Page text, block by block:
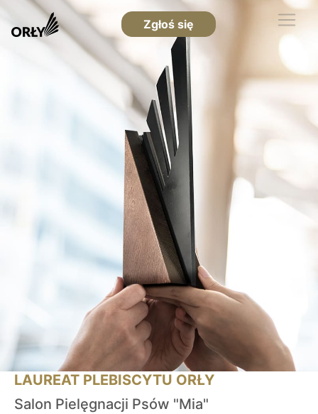
Zgłoś się
LAUREAT PLEBISCYTU ORŁY
Salon Pielęgnacji Psów "Mia"